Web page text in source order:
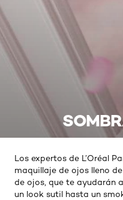
Los expertos de L’Oréal
maquillaje de ojos lleno
de ojos, que te ayudarán
un look sutil hasta un